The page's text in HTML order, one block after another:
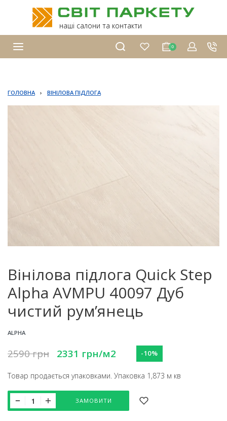
наші салони та контакти
0
ГОЛОВНА › ВІНІЛОВА ПІДЛОГА
Вінілова підлога Quick Step
Alpha AVMPU 40097 Дуб
чистий рум’янець
ALPHA
2590грн 2331 грн/м2 -10%
Товар продається упаковками. Упаковка 1,873 м кв
ЗАМОВИТИ